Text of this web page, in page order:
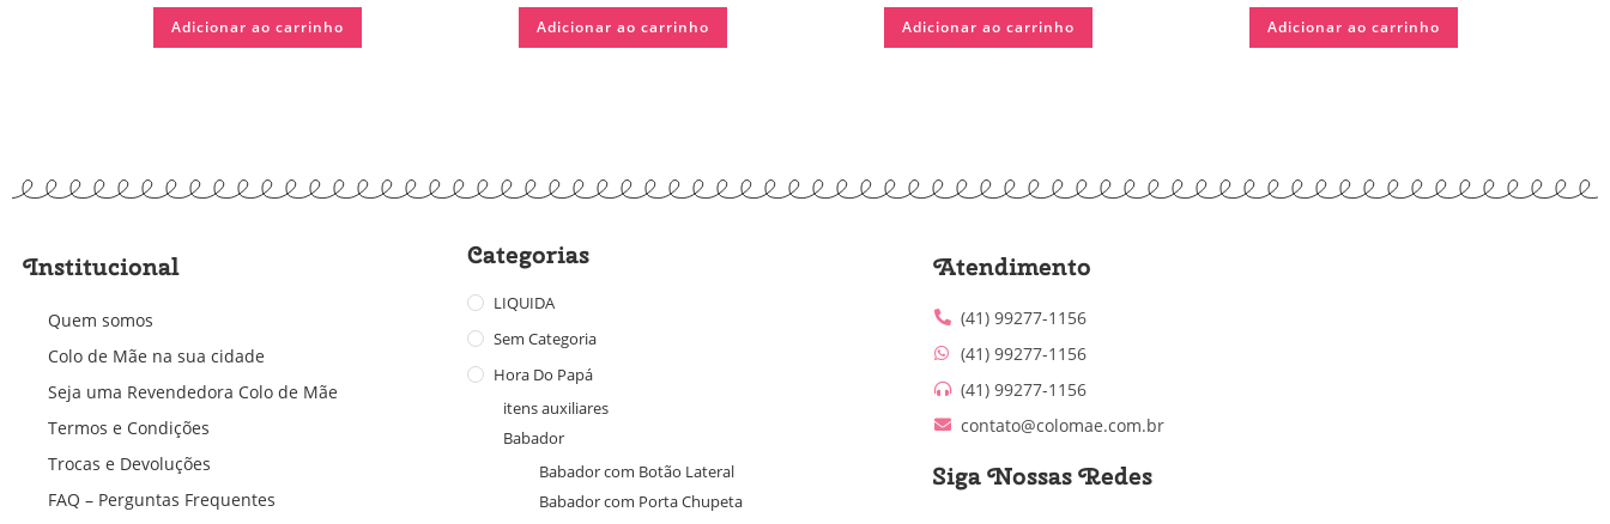
Adicionar ao carrinho Adicionar ao carrinho Adicionar ao carrinho Adicionar ao carrinho
Institucional
Quem somos
Colo de Mãe na sua cidade
Seja uma Revendedora Colo de Mãe
Termos e Condições
Trocas e Devoluções
FAQ – Perguntas Frequentes
Categorias
LIQUIDA
Sem Categoria
Hora Do Papá
itens auxiliares
Babador
Babador com Botão Lateral
Babador com Porta Chupeta
Atendimento
(41) 99277-1156
(41) 99277-1156
(41) 99277-1156
contato@colomae.com.br
Siga Nossas Redes